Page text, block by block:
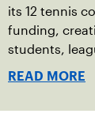
its 12 tennis
funding,
students,
community.
READ MORE